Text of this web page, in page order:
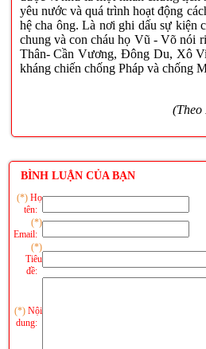
yêu nước và quá trình hoạt động
hệ cha ông. Là nơi ghi dấu sự kiện
chung và con cháu họ Vũ - Võ nói
Thân- Cần Vương, Đông Du, Xô
kháng chiến chống Pháp và chống
(Theo
BÌNH LUẬN CỦA BẠN
(*) Họ
tên:
(*)
Email:
(*)
Tiêu
đề:
(*) Nội
dung: